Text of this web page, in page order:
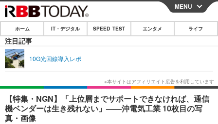
CLOSE
ホーム
IT・デジタル
ネタ ガジェット・ツール
ショッピング その他
エンタメ
エンタメTOP 映画・ドラマ
ライフ
MENU
ホーム IT・デジタル SPEED TEST エンタメ ライフ
注目記事
10G光回線導入レポ
【特集・NGN】「上位層までサポートできなければ、通信
機ベンダーは生き残れない」——沖電気工業 10枚目の写
真・画像